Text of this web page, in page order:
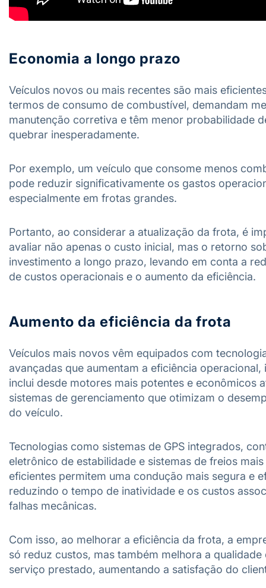
Economia a longo prazo
Veículos novos ou mais recentes são mais
termos de consumo de combustível, demandam
manutenção corretiva e têm menor probabilidade
quebrar inesperadamente.
Por exemplo, um veículo que consome menos
pode reduzir significativamente os gastos
especialmente em frotas grandes.
Portanto, ao considerar a atualização da frota, é
avaliar não apenas o custo inicial, mas o retorno
investimento a longo prazo, levando em conta a
de custos operacionais e o aumento da eficiência.
Aumento da eficiência da frota
Veículos mais novos vêm equipados com
avançadas que aumentam a eficiência operacional,
inclui desde motores mais potentes e econômicos
sistemas de gerenciamento que otimizam o
do veículo.
Tecnologias como sistemas de GPS integrados,
eletrônico de estabilidade e sistemas de freios mais
eficientes permitem uma condução mais segura e
reduzindo o tempo de inatividade e os custos
falhas mecânicas.
Com isso, ao melhorar a eficiência da frota, a
só reduz custos, mas também melhora a qualidade
serviço prestado, aumentando a satisfação do